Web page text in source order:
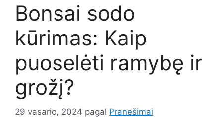
Bonsai sodo
kūrimas: Kaip
puoselėti ramybę ir
grožį?
29 vasario, 2024 pagal Pranešimai